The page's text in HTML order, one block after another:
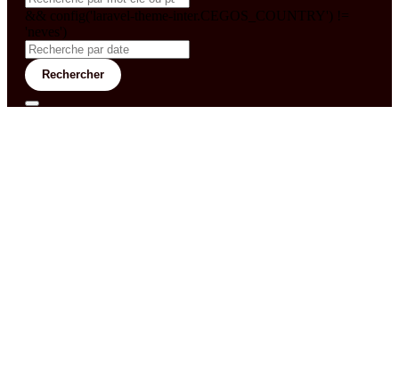
&& config('laravel-theme-inter.CEGOS_COUNTRY') !=
'neves')
Rechercher